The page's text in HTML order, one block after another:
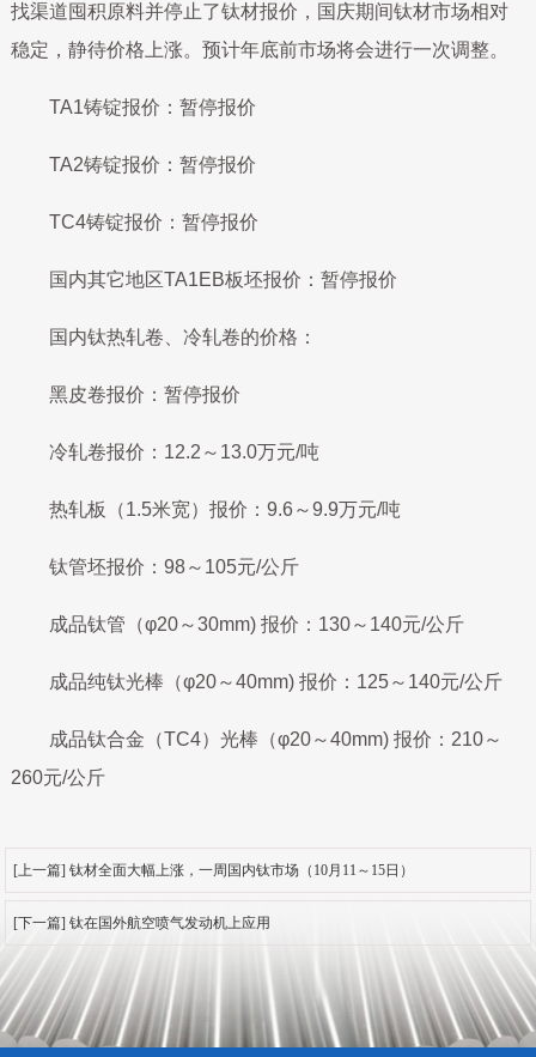
找渠道囤积原料并停止了钛材报价，国庆期间钛材市场相对
稳定，静待价格上涨。预计年底前市场将会进行一次调整。
TA1铸锭报价：暂停报价
TA2铸锭报价：暂停报价
TC4铸锭报价：暂停报价
国内其它地区TA1EB板坯报价：暂停报价
国内钛热轧卷、冷轧卷的价格：
黑皮卷报价：暂停报价
冷轧卷报价：12.2～13.0万元/吨
热轧板（1.5米宽）报价：9.6～9.9万元/吨
钛管坯报价：98～105元/公斤
成品钛管（φ20～30mm) 报价：130～140元/公斤
成品纯钛光棒（φ20～40mm) 报价：125～140元/公斤
成品钛合金（TC4）光棒（φ20～40mm) 报价：210～
260元/公斤
[上一篇] 钛材全面大幅上涨，一周国内钛市场（10月11～15日）
[下一篇] 钛在国外航空喷气发动机上应用